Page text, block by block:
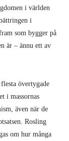
i världen
i
som bygger på
är – ännu ett av
övertygade
i massornas
även när de
Rosling
om hur många